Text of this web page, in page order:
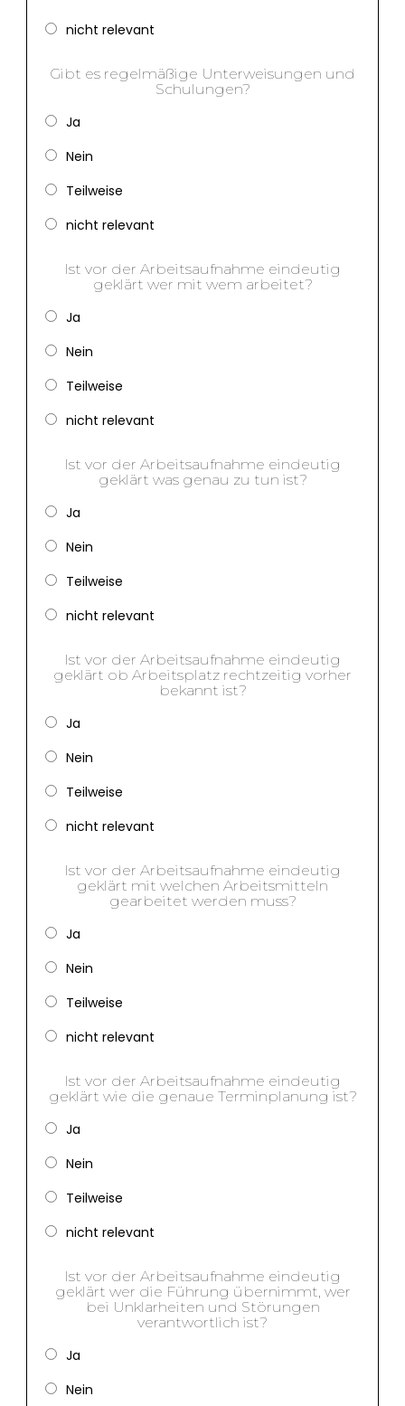
nicht relevant
Gibt es regelmäßige Unterweisungen und
Schulungen?
Ja
Nein
Teilweise
nicht relevant
Ist vor der Arbeitsaufnahme eindeutig
geklärt wer mit wem arbeitet?
Ja
Nein
Teilweise
nicht relevant
Ist vor der Arbeitsaufnahme eindeutig
geklärt was genau zu tun ist?
Ja
Nein
Teilweise
nicht relevant
Ist vor der Arbeitsaufnahme eindeutig
geklärt ob Arbeitsplatz rechtzeitig vorher
bekannt ist?
Ja
Nein
Teilweise
nicht relevant
Ist vor der Arbeitsaufnahme eindeutig
geklärt mit welchen Arbeitsmitteln
gearbeitet werden muss?
Ja
Nein
Teilweise
nicht relevant
Ist vor der Arbeitsaufnahme eindeutig
geklärt wie die genaue Terminplanung ist?
Ja
Nein
Teilweise
nicht relevant
Ist vor der Arbeitsaufnahme eindeutig
geklärt wer die Führung übernimmt, wer
bei Unklarheiten und Störungen
verantwortlich ist?
Ja
Nein